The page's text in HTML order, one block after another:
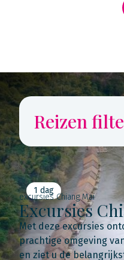
Reizen
1 dag
excursies Chiang Mai
Excursies
Met deze excursies
prachtige omgeving
en ziet u de